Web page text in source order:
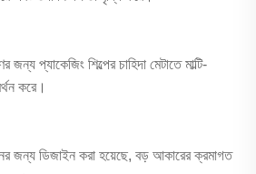
জন্য প্যাকেজিং শিল্পের চাহিদা মেটাতে মাল্টি-
করে।
জন্য ডিজাইন করা হয়েছে, বড় আকারের ক্রমাগত